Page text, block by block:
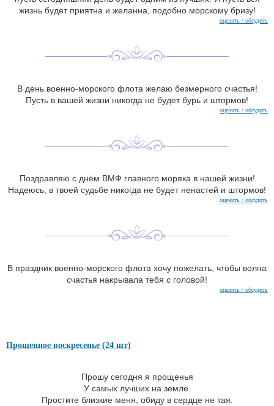
жизнь будет приятна и желанна, подобно морскому бризу!
оценить / обсудить
В день военно-морского флота желаю безмерного счастья!
Пусть в вашей жизни никогда не будет бурь и штормов!
оценить / обсудить
Поздравляю с днём ВМФ главного моряка в нашей жизни!
Надеюсь, в твоей судьбе никогда не будет ненастей и штормов!
оценить / обсудить
В праздник военно-морского флота хочу пожелать, чтобы волна
счастья накрывала тебя с головой!
оценить / обсудить
Прощенное воскресенье (24 шт)
Прошу сегодня я прощенья
У самых лучших на земле.
Простите близкие меня, обиду в сердце не тая.